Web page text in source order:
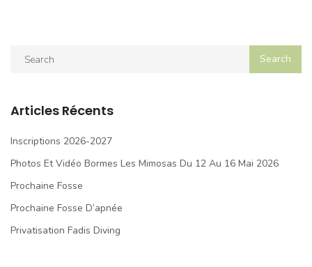
Articles Récents
Inscriptions 2026-2027
Photos Et Vidéo Bormes Les Mimosas Du 12 Au 16 Mai 2026
Prochaine Fosse
Prochaine Fosse D’apnée
Privatisation Fadis Diving